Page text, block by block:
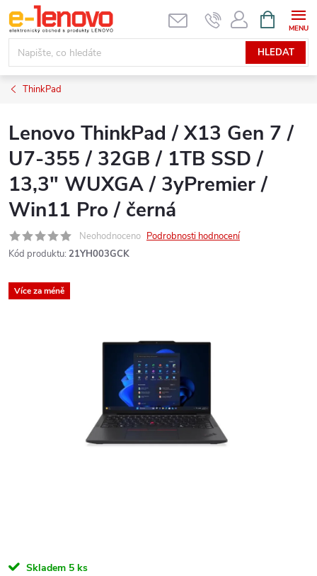
Přejít
na
obsah
HLEDAT
NÁKUPNÍ
KOŠÍK
ThinkPad
Lenovo ThinkPad / X13 Gen 7 /
U7-355 / 32GB / 1TB SSD /
13,3" WUXGA / 3yPremier /
Win11 Pro / černá
Neohodnoceno Podrobnosti hodnocení
Kód produktu: 21YH003GCK
Více za méně
Skladem 5 ks